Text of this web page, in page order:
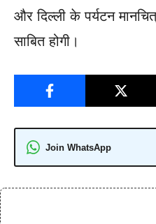
और दिल्ली के पर्यटन
साबित होगी।
Join WhatsApp